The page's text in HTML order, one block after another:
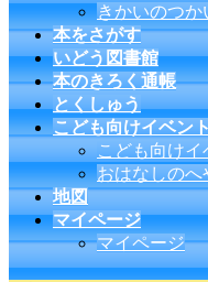
きかいのつか
本をさがす
いどう図書館
本のきろく通帳
とくしゅう
こども向けイベン
こども向けイ
おはなしのへ
地図
マイページ
マイページ